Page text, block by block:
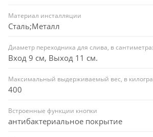
Материал инсталляции
Сталь;Металл
Диаметр переходника для слива, в
Вход 9 см, Выход 11 см.
Максимальный выдерживаемый вес, в
400
Встроенные функции кнопки
антибактериальное покрытие